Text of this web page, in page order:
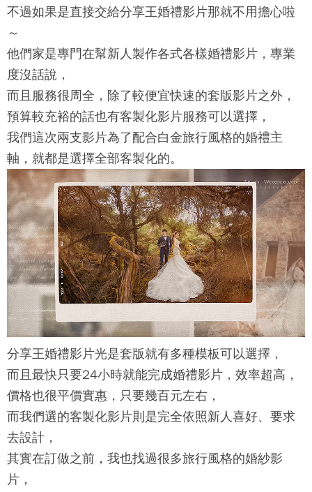
不過如果是直接交給分享王婚禮影片那就不用擔心啦
～
他們家是專門在幫新人製作各式各樣婚禮影片，專業
度沒話說，
而且服務很周全，除了較便宜快速的套版影片之外，
預算較充裕的話也有客製化影片服務可以選擇，
我們這次兩支影片為了配合白金旅行風格的婚禮主
軸，就都是選擇全部客製化的。
分享王婚禮影片光是套版就有多種模板可以選擇，
而且最快只要24小時就能完成婚禮影片，效率超高，
價格也很平價實惠，只要幾百元左右，
而我們選的客製化影片則是完全依照新人喜好、要求
去設計，
其實在訂做之前，我也找過很多旅行風格的婚紗影
片，